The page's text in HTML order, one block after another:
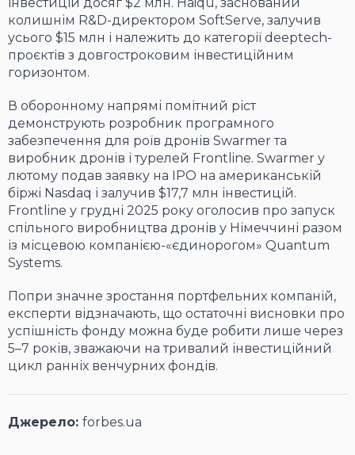
колишнім R&D-директором SoftServe, залучив
усього $15 млн і належить до категорії deeptech-
проєктів з довгостроковим інвестиційним
горизонтом.
В оборонному напрямі помітний ріст
демонструють розробник програмного
забезпечення для роїв дронів Swarmer та
виробник дронів і турелей Frontline. Swarmer у
лютому подав заявку на IPO на американській
біржі Nasdaq і залучив $17,7 млн інвестицій.
Frontline у грудні 2025 року оголосив про запуск
спільного виробництва дронів у Німеччині разом
із місцевою компанією-«єдинорогом» Quantum
Systems.
Попри значне зростання портфельних компаній,
експерти відзначають, що остаточні висновки про
успішність фонду можна буде робити лише через
5–7 років, зважаючи на тривалий інвестиційний
цикл ранніх венчурних фондів.
Джерело: forbes.ua